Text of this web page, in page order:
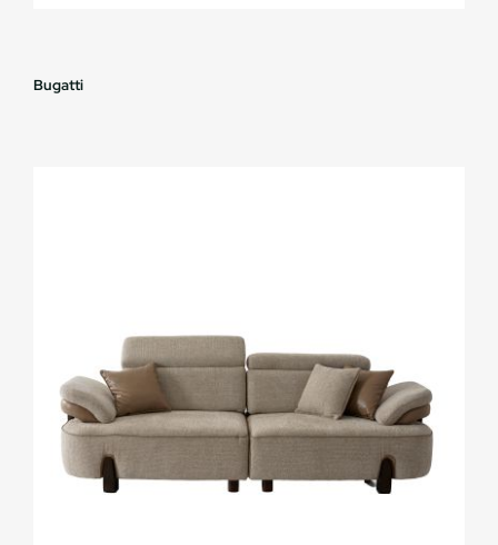
Bugatti